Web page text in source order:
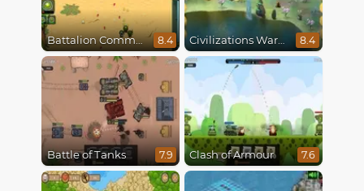
Battalion Commander 8.4 Civilizations Wars Master Edition 8.4
Battle of Tanks 7.9 Clash of Armour 7.6